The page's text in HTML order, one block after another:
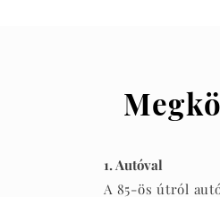
1. Autóval
A 85-ös útról